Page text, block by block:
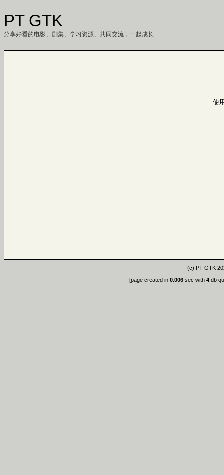
PT GTK
分享好看的电影、剧集、学习资源、共同交流，一起成长
使
(c) PT GTK
[page created in 0.006 sec with 4db